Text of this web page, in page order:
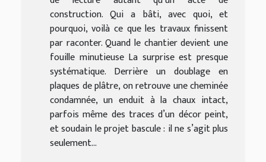
construction. Qui a bâti, avec quoi, et
pourquoi, voilà ce que les travaux finissent
par raconter. Quand le chantier devient une
fouille minutieuse La surprise est presque
systématique. Derrière un doublage en
plaques de plâtre, on retrouve une cheminée
condamnée, un enduit à la chaux intact,
parfois même des traces d’un décor peint,
et soudain le projet bascule : il ne s’agit plus
seulement...